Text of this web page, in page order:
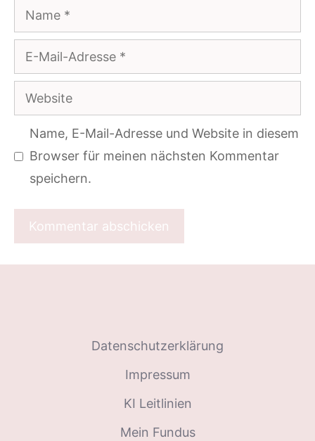
Name
E-
Mail-
Adresse
Website
Name, E-Mail-Adresse und Website in diesem
Browser für meinen nächsten Kommentar
speichern.
Datenschutzerklärung
Impressum
KI Leitlinien
Mein Fundus